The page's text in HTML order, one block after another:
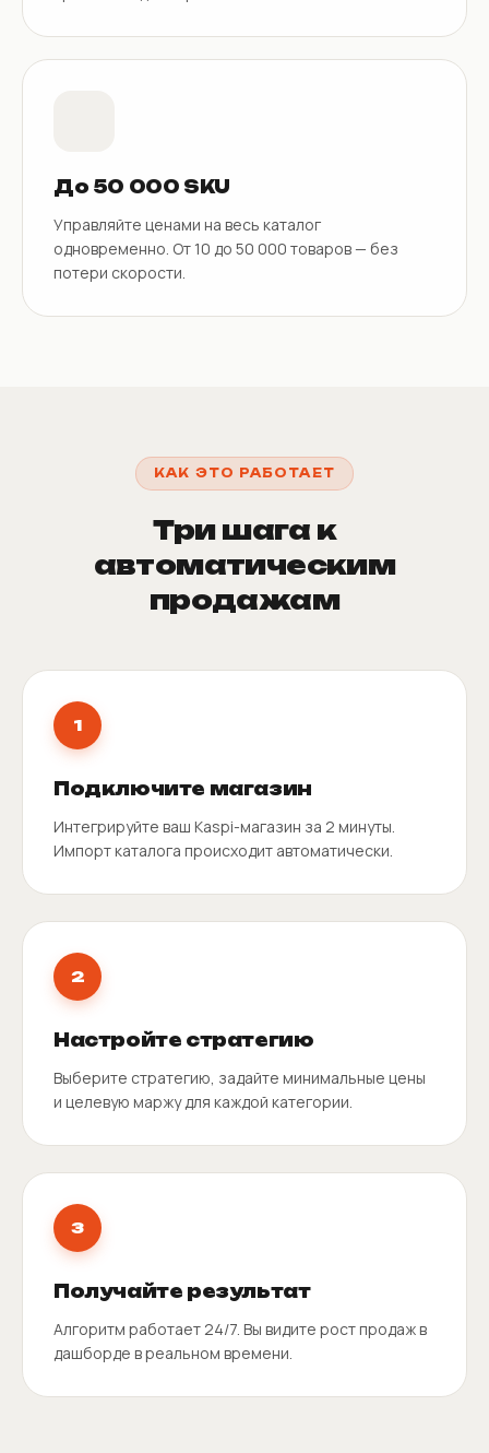
До 50 000 SKU
Управляйте ценами на весь каталог
одновременно. От 10 до 50 000 товаров — без
потери скорости.
КАК ЭТО РАБОТАЕТ
Три шага к
автоматическим
продажам
1
Подключите магазин
Интегрируйте ваш Kaspi-магазин за 2 минуты.
Импорт каталога происходит автоматически.
2
Настройте стратегию
Выберите стратегию, задайте минимальные цены
и целевую маржу для каждой категории.
3
Получайте результат
Алгоритм работает 24/7. Вы видите рост продаж в
дашборде в реальном времени.